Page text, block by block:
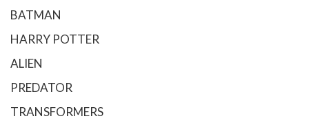
BATMAN
HARRY POTTER
ALIEN
PREDATOR
TRANSFORMERS